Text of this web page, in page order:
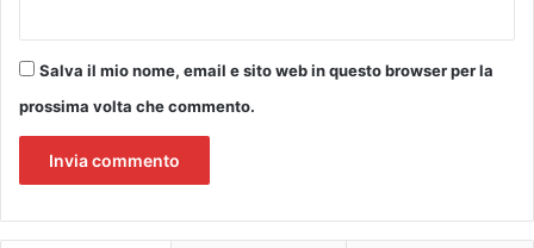
à
d
i
C
o
Salva il mio nome, email e sito web in questo browser per la
prossima volta che commento.